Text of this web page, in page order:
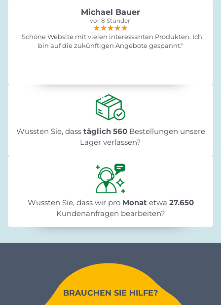
Michael Bauer
vor 8 Stunden
★★★★★
★★★★★
★★★★★
"Schöne Website mit vielen interessanten Produkten. Ich
bin auf die zukünftigen Angebote gespannt."
Wussten Sie, dass täglich 560Bestellungen unsere
Lager verlassen?
Wussten Sie, dass wir pro Monat etwa 27.650
Kundenanfragen bearbeiten?
BRAUCHEN SIE HILFE?